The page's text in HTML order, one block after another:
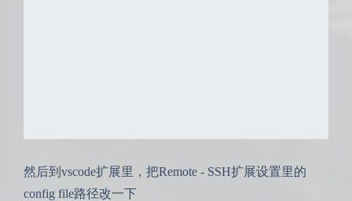
然后到vscode扩展里，把Remote - SSH扩展设置里的
config file路径改一下